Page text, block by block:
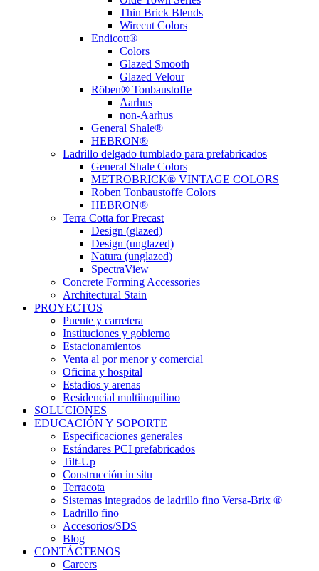
Thin Brick Blends
Wirecut Colors
Endicott®
Colors
Glazed Smooth
Glazed Velour
Röben® Tonbaustoffe
Aarhus
non-Aarhus
General Shale®
HEBRON®
Ladrillo delgado tumblado para prefabricados
General Shale Colors
METROBRICK® VINTAGE COLORS
Roben Tonbaustoffe Colors
HEBRON®
Terra Cotta for Precast
Design (glazed)
Design (unglazed)
Natura (unglazed)
SpectraView
Concrete Forming Accessories
Architectural Stain
PROYECTOS
Puente y carretera
Instituciones y gobierno
Estacionamientos
Venta al por menor y comercial
Oficina y hospital
Estadios y arenas
Residencial multiinquilino
SOLUCIONES
EDUCACIÓN Y SOPORTE
Especificaciones generales
Estándares PCI prefabricados
Tilt-Up
Construcción in situ
Terracota
Sistemas integrados de ladrillo fino Versa-Brix ®
Ladrillo fino
Accesorios/SDS
Blog
CONTÁCTENOS
Careers